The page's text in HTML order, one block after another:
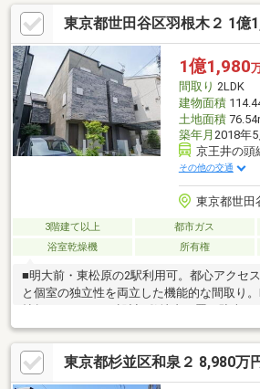
「下高井戸」駅・・・徒歩１２分■京王線・
前」駅・・・徒歩１５分※７駅４路線利用可
よって駅を使い分けることができます。【
年１２月築／(株)グランビル旧分譲の邸宅／
東京都世田谷区羽根木２ 1億
1億1,980
間取り 2LDK
建物面積
土地面積
築年月 2018年
京王井の頭
その他の交通
東京都世田
3階建て以上 都市ガス
浴室乾燥機
所有権
■明大前・東松原の2駅利用可。都心アクセ
と個室の独立性を両立した機能的な間取り。
ルコニーを配置。明るさと風通しの良さが
ト採用の明るいLDK、温もり感じる木目床■
置、可動棚で靴や備品を機能的に整理可能■
キッチン、食洗機完備で家事効率良好■リビ
東京都杉並区和泉２ 8,980万